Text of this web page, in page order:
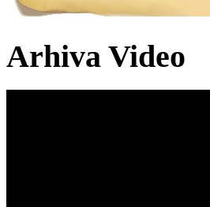
Arhiva Video